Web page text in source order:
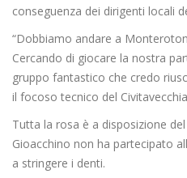
conseguenza dei dirigenti locali
“Dobbiamo andare a
Cercando di giocare la nostra
gruppo fantastico che credo
il focoso tecnico del
Tutta la rosa è a disposizione
Gioacchino non ha partecipato
a stringere i denti.